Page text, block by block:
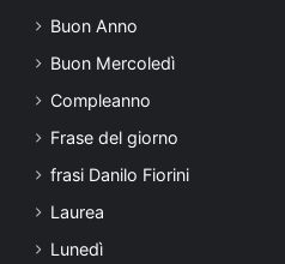
Buon Anno
Buon Mercoledì
Compleanno
Frase del giorno
frasi Danilo Fiorini
Laurea
Lunedì